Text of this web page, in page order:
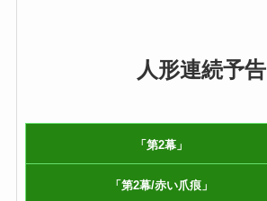
人形連続予告
「第2幕」
「第2幕/赤い爪痕」